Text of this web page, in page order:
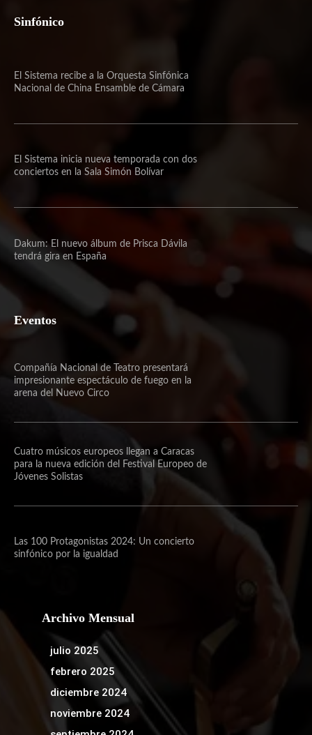
Sinfónico
El Sistema recibe a la Orquesta Sinfónica
Nacional de China Ensamble de Cámara
El Sistema inicia nueva temporada con dos
conciertos en la Sala Simón Bolívar
Dakum: El nuevo álbum de Prisca Dávila
tendrá gira en España
Eventos
Compañía Nacional de Teatro presentará
impresionante espectáculo de fuego en la
arena del Nuevo Circo
Cuatro músicos europeos llegan a Caracas
para la nueva edición del Festival Europeo de
Jóvenes Solistas
Las 100 Protagonistas 2024: Un concierto
sinfónico por la igualdad
Archivo Mensual
julio 2025
febrero 2025
diciembre 2024
noviembre 2024